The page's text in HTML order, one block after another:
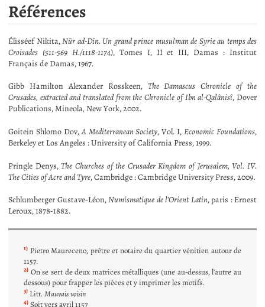
Références
Élisséef Nikita,Nūr ad-Dīn. Un grand prince musulman de Syrie au temps des
Croisades (511-569 H./1118-1174), Tomes I, II et III, Damas : Institut
Français de Damas, 1967.
Gibb Hamilton Alexander Rosskeen, The Damascus Chronicle of the
Crusades, extracted and translated from the Chronicle of Ibn al-Qalânisî, Dover
Publications, Mineola, New York, 2002.
Goitein Shlomo Dov,A Mediterranean Society, Vol. I,Economic Foundations,
Berkeley et Los Angeles : University of California Press, 1999.
Pringle Denys,The Churches of the Crusader Kingdom of Jerusalem, Vol. IV.
The Cities of Acre and Tyre, Cambridge : Cambridge University Press, 2009.
Schlumberger Gustave-Léon,Numismatique de l’Orient Latin, paris : Ernest
Leroux, 1878-1882.
1) Pietro Maureceno, prêtre et notaire du quartier vénitien autour de
1157.
2) On se sert de deux matrices métalliques (une au-dessus, l’autre au
dessous) pour frapper les pièces et y imprimer les motifs.
3) Litt.Mauvais voisin
4) Soit vers avril 1157